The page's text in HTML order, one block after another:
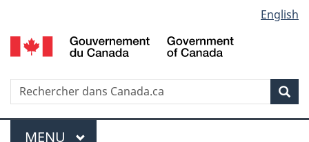
au
contenu
propos
de
la
HTML
simplifiée
selection
English
Recherche
Menu
MENU PRINCIPAL